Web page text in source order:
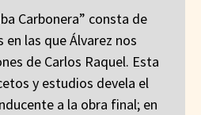
Carbonera” consta de
en las que Álvarez nos
de Carlos Raquel. Esta
y estudios devela el
a la obra final; en